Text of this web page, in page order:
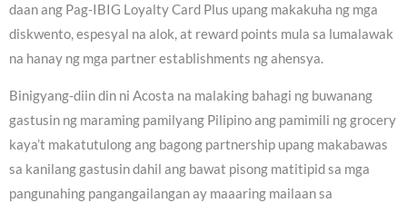
daan ang Pag-IBIG Loyalty Card Plus upang makakuha ng mga
diskwento, espesyal na alok, at reward points mula sa lumalawak
na hanay ng mga partner establishments ng ahensya.
Binigyang-diin din ni Acosta na malaking bahagi ng buwanang
gastusin ng maraming pamilyang Pilipino ang pamimili ng grocery
kaya’t makatutulong ang bagong partnership upang makabawas
sa kanilang gastusin dahil ang bawat pisong matitipid sa mga
pangunahing pangangailangan ay maaaring mailaan sa